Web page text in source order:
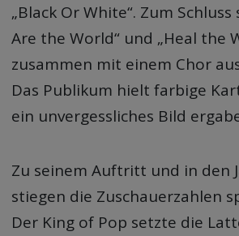
„Black Or White“. Zum Schluss
Are the World“ und „Heal the
zusammen mit einem Chor
Das Publikum hielt farbige
ein unvergessliches Bild
Zu seinem Auftritt und in den
stiegen die Zuschauerzahlen
Der King of Pop setzte die